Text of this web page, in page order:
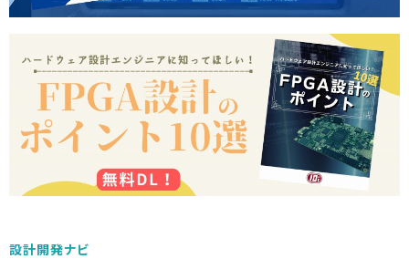
設計開発ナビ